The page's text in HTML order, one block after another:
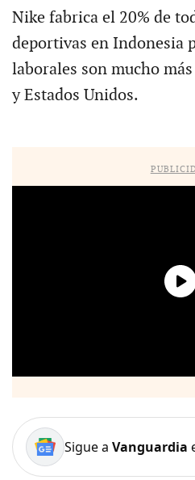
Nike fabrica el 20% de
deportivas en Indonesia
laborales son mucho
y Estados Unidos.
Sigue a Vanguardia